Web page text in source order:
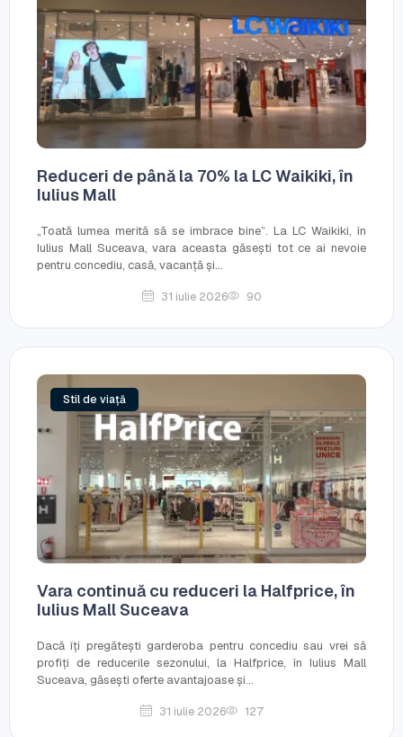
Reduceri de până la 70% la LC Waikiki, în
Iulius Mall
„Toată lumea merită să se imbrace bine”. La LC Waikiki, în
Iulius Mall Suceava, vara aceasta găsești tot ce ai nevoie
pentru concediu, casă, vacanță și...
31 iulie 2026 90
Stil de viață
Vara continuă cu reduceri la Halfprice, în
Iulius Mall Suceava
Dacă îți pregătești garderoba pentru concediu sau vrei să
profiți de reducerile sezonului, la Halfprice, în Iulius Mall
Suceava, găsești oferte avantajoase și...
31 iulie 2026 127